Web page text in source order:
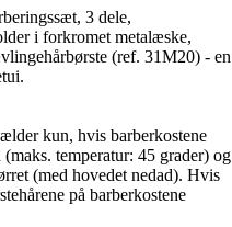
3 dele,
i forkromet metalæske,
(ref. 31M20) - en
kun, hvis barberkostene
temperatur: 45 grader) og
(med hovedet nedad). Hvis
på barberkostene